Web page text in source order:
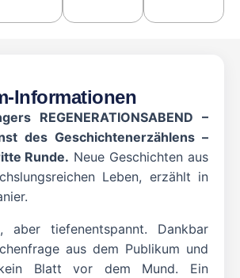
Informationen
REGENERATIONSABEND –
des Geschichtenerzählens –
Runde. Neue Geschichten aus
Leben, erzählt in
aber tiefenentspannt. Dankbar
aus dem Publikum und
Blatt vor dem Mund. Ein